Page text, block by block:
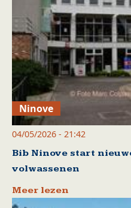
Ninove
04/05/2026 - 21:42
Bib Ninove start
volwassenen
Meer lezen